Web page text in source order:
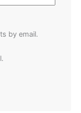
by email.